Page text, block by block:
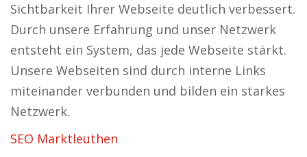
Sichtbarkeit Ihrer Webseite deutlich verbessert.
Durch unsere Erfahrung und unser Netzwerk
entsteht ein System, das jede Webseite stärkt.
Unsere Webseiten sind durch interne Links
miteinander verbunden und bilden ein starkes
Netzwerk.
SEO Marktleuthen